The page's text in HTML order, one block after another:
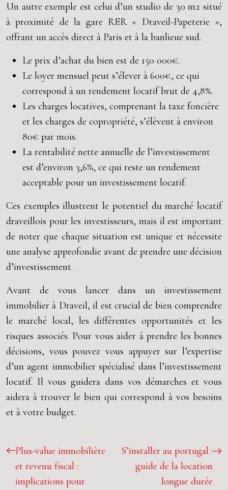
Un autre exemple est celui d’un studio de 30 m2 situé
à proximité de la gare RER « Draveil-Papeterie »,
offrant un accès direct à Paris et à la banlieue sud.
Le prix d’achat du bien est de 150 000€.
Le loyer mensuel peut s’élever à 600€, ce qui
correspond à un rendement locatif brut de 4,8%.
Les charges locatives, comprenant la taxe foncière
et les charges de copropriété, s’élèvent à environ
80€ par mois.
La rentabilité nette annuelle de l’investissement
est d’environ 3,6%, ce qui reste un rendement
acceptable pour un investissement locatif.
Ces exemples illustrent le potentiel du marché locatif
draveillois pour les investisseurs, mais il est important
de noter que chaque situation est unique et nécessite
une analyse approfondie avant de prendre une décision
d’investissement.
Avant de vous lancer dans un investissement
immobilier à Draveil, il est crucial de bien comprendre
le marché local, les différentes opportunités et les
risques associés. Pour vous aider à prendre les bonnes
décisions, vous pouvez vous appuyer sur l’expertise
d’un agent immobilier spécialisé dans l’investissement
locatif. Il vous guidera dans vos démarches et vous
aidera à trouver le bien qui correspond à vos besoins
et à votre budget.
Plus-value immobilière
et revenu fiscal :
implications pour
S’installer au portugal :
guide de la location
longue durée